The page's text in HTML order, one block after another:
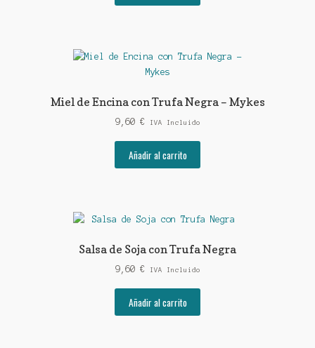
Miel de Encina con Trufa Negra – Mykes
9,60 € IVA Incluido
Añadir al carrito
Salsa de Soja con Trufa Negra
9,60 € IVA Incluido
Añadir al carrito